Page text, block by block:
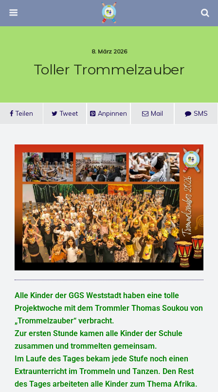
8. März 2026
Toller Trommelzauber
Teilen Tweet Anpinnen Mail SMS
Alle Kinder der GGS Weststadt haben eine tolle
Projektwoche mit dem Trommler Thomas Soukou von
„Trommelzauber“ verbracht.
Zur ersten Stunde kamen alle Kinder der Schule
zusammen und trommelten gemeinsam.
Im Laufe des Tages bekam jede Stufe noch einen
Extraunterricht im Trommeln und Tanzen. Den Rest
des Tages arbeiteten alle Kinder zum Thema Afrika.